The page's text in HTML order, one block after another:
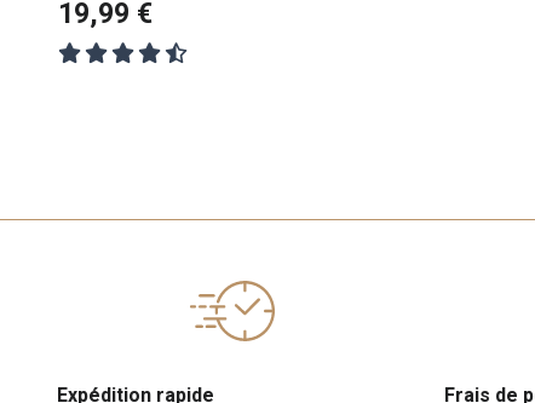
Thomas Kinkade
19,99 €
Expédition rapide
Frais de